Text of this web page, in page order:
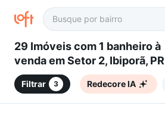
29 Imóveis com 1 banheiro à
venda em Setor 2, Ibiporã, PR
Filtrar 3 Redecore IA